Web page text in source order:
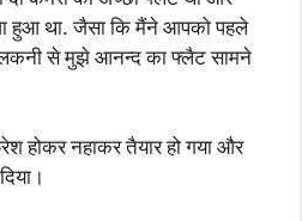
हुआ था. जैसा कि मैंने आपको पहले
से मुझे आनन्द का फ्लैट सामने
होकर नहाकर तैयार हो गया और